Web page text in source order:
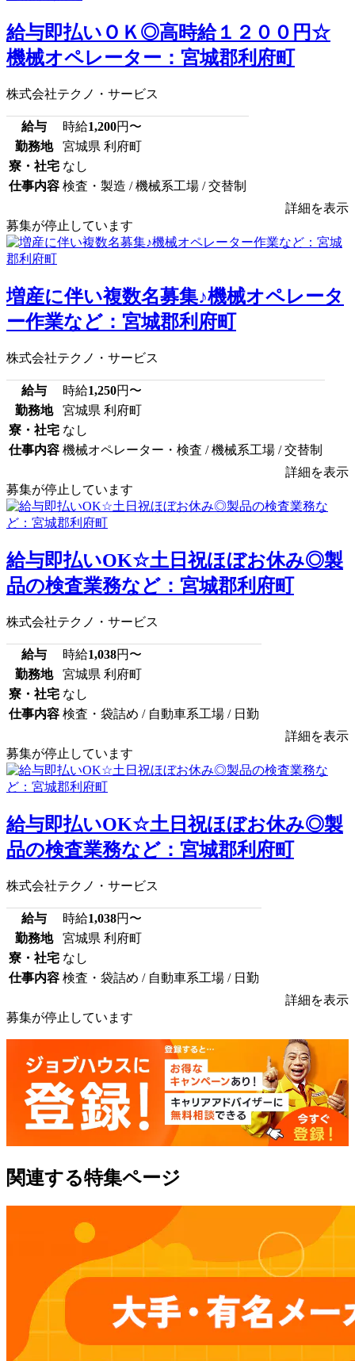
給与即払いＯＫ◎高時給１２００円☆
機械オペレーター：宮城郡利府町
株式会社テクノ・サービス
給与 時給1,200円〜
勤務地
宮城県 利府町
寮・社宅 なし
仕事内容 検査・製造 / 機械系工場 / 交替制
詳細を表示
募集が停止しています
増産に伴い複数名募集♪機械オペレータ
ー作業など：宮城郡利府町
株式会社テクノ・サービス
給与 時給1,250円〜
勤務地
宮城県 利府町
寮・社宅 なし
仕事内容 機械オペレーター・検査 / 機械系工場 / 交替制
詳細を表示
募集が停止しています
給与即払いOK☆土日祝ほぼお休み◎製
品の検査業務など：宮城郡利府町
株式会社テクノ・サービス
給与 時給1,038円〜
勤務地
宮城県 利府町
寮・社宅 なし
仕事内容 検査・袋詰め / 自動車系工場 / 日勤
詳細を表示
募集が停止しています
給与即払いOK☆土日祝ほぼお休み◎製
品の検査業務など：宮城郡利府町
株式会社テクノ・サービス
給与 時給1,038円〜
勤務地
宮城県 利府町
寮・社宅 なし
仕事内容 検査・袋詰め / 自動車系工場 / 日勤
詳細を表示
募集が停止しています
関連する特集ページ